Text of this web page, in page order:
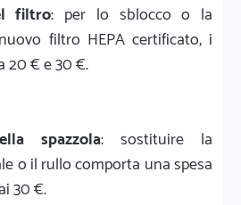
filtro: per lo sblocco o la
filtro HEPA certificato, i
20 € e 30 €.
spazzola: sostituire la
o il rullo comporta una spesa
30 €.